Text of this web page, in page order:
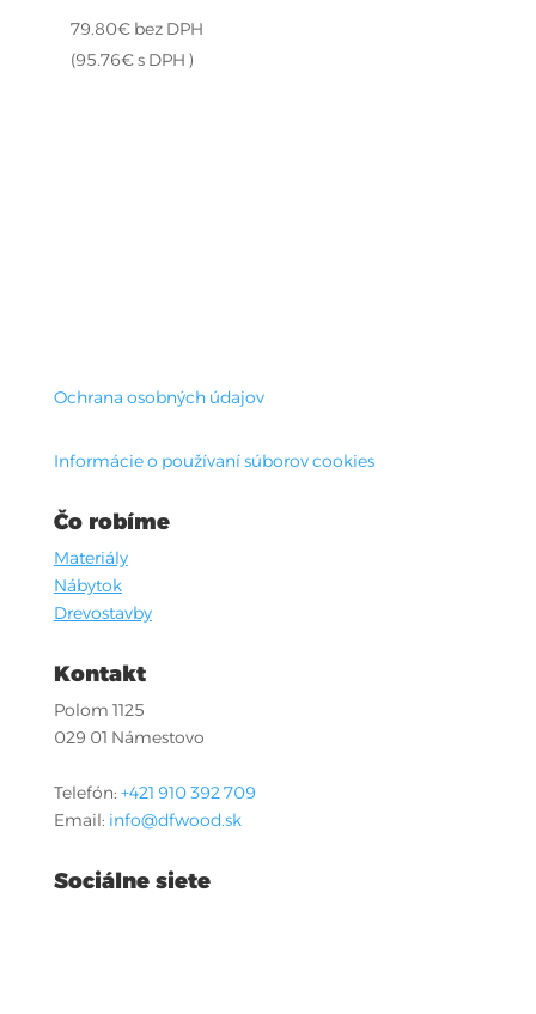
79.80€ bez DPH
(95.76€s DPH )
Ochrana osobných údajov
Informácie o používaní súborov cookies
Čo robíme
Materiály
Nábytok
Drevostavby
Kontakt
Polom 1125
029 01 Námestovo
Telefón: +421 910 392 709
Email: info@dfwood.sk
Sociálne siete